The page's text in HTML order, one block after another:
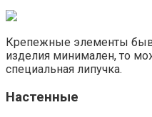
Крепежные элементы
изделия минимален, то
специальная липучка.
Настенные